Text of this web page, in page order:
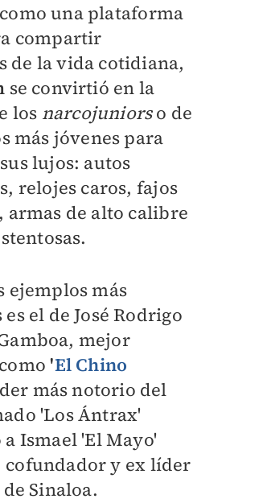
una plataforma
compartir
de la vida cotidiana,
se convirtió en la
los narcojuniorso de
más jóvenes para
lujos: autos
relojes caros, fajos
armas de alto calibre
ejemplos más
el de José Rodrigo
mejor
'El Chino
más notorio del
'Los Ántrax'
Ismael 'El Mayo'
cofundador y ex líder
Sinaloa.